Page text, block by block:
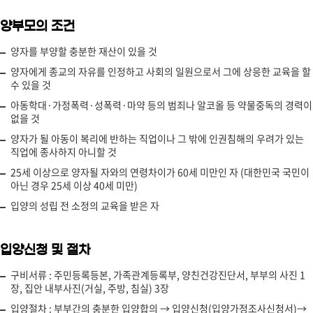
양부모의 조건
양자를 부양할 충분한 재산이 있을 것
양자에게 종교의 자유를 인정하고 사회의 일원으로서 그에 상응한 교육을 할
수 있을 것
아동학대·가정폭력·성폭력·마약 등의 범죄나 알코올 등 약물중독의 경력이
없을 것
양자가 될 아동이 복리에 반하는 직업이나 그 밖에 인권침해의 우려가 있는
직업에 종사하지 아니할 것
25세 이상으로 양자될 자와의 연령차이가 60세 미만인 자 (대한민국 국민이
아닌 경우 25세 이상 40세 미만)
입양의 성립 전 소정의 교육을 받은 자
입양신청 및 절차
구비서류 : 주민등록등본, 가족관계등록부, 양친건강진단서, 부부의 사진 1
장, 집안 내부사진(거실, 주방, 침실) 3장
입양절차 : 부부간의 충분한 입양합의 → 입양신청(입양가정조사신청서)→